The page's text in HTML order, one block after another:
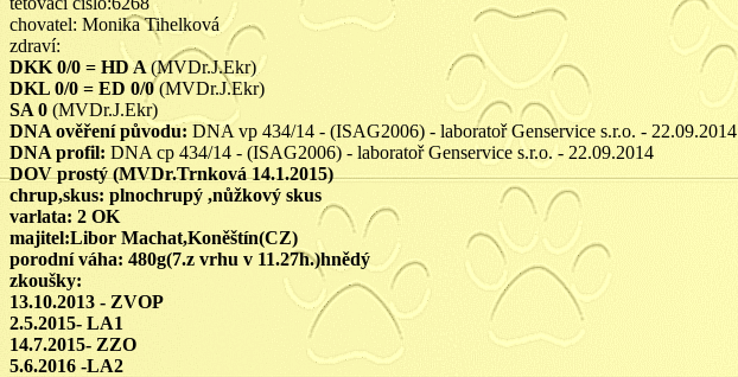
chovatel: Monika Tihelková
zdraví:
DKK 0/0 = HD A(MVDr.J.Ekr)
DKL 0/0 = ED 0/0(MVDr.J.Ekr)
SA 0 (MVDr.J.Ekr)
DNA ověření původu: DNA vp 434/14 - (ISAG2006) - laboratoř Genservice s.r.o. - 22.09.2014
DNA profil: DNA cp 434/14 - (ISAG2006) - laboratoř Genservice s.r.o. - 22.09.2014
DOV prostý (MVDr.Trnková 14.1.2015)
chrup,skus: plnochrupý ,nůžkový skus
varlata: 2 OK
majitel:Libor Machat,Koněštín(CZ)
porodní váha: 480g(7.z vrhu v 11.27h.)hnědý
zkoušky:
13.10.2013 - ZVOP
2.5.2015- LA1
14.7.2015- ZZO
5.6.2016 -LA2